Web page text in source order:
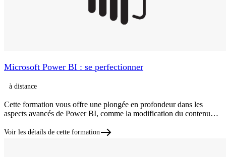
Microsoft Power BI : se perfectionner
à distance
Cette formation vous offre une plongée en profondeur dans les
aspects avancés de Power BI, comme la modification du contenu…
Voir les détails de cette formation